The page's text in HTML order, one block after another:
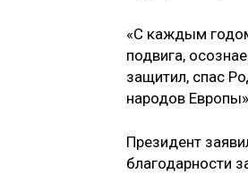
«С каждым
подвига,
защитил, спас
народов
Президент
благодарности